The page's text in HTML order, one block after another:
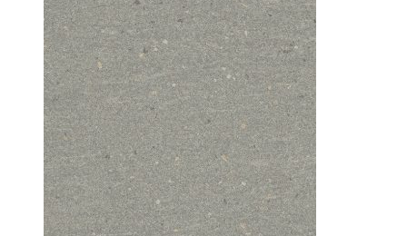
original
era:
$434,000.00.
actual
es:
$347,200.00.